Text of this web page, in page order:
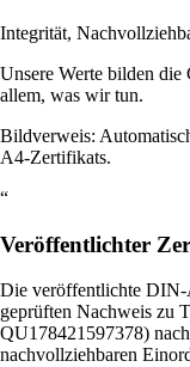
Integrität,
Unsere Werte bilden
allem, was wir tun.
Bildverweis:
A4-Zertifikats.
“
Veröffentlichter
Die veröffentlichte DIN-
geprüften Nachweis zu
QU178421597378)
nachvollziehbaren